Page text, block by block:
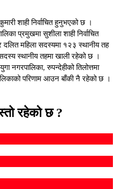
शाही निर्वाचित हुनुभएको छ ।
प्रमुखमा सुशीला शाही निर्वाचित
महिला सदस्यमा १२३ स्थानीय तह
स्थानीय तहमा खाली रहेको छ ।
नगरपालिका, रुपन्देहीको तिलोत्तमा
परिणाम आउन बाँकी नै रहेको छ ।
रहेको छ ?